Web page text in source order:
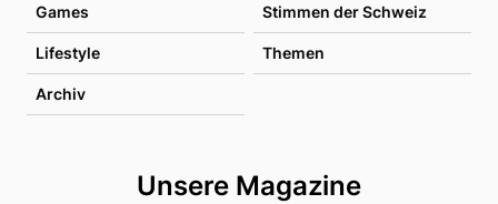
Games Stimmen der Schweiz
Lifestyle Themen
Archiv
Unsere Magazine